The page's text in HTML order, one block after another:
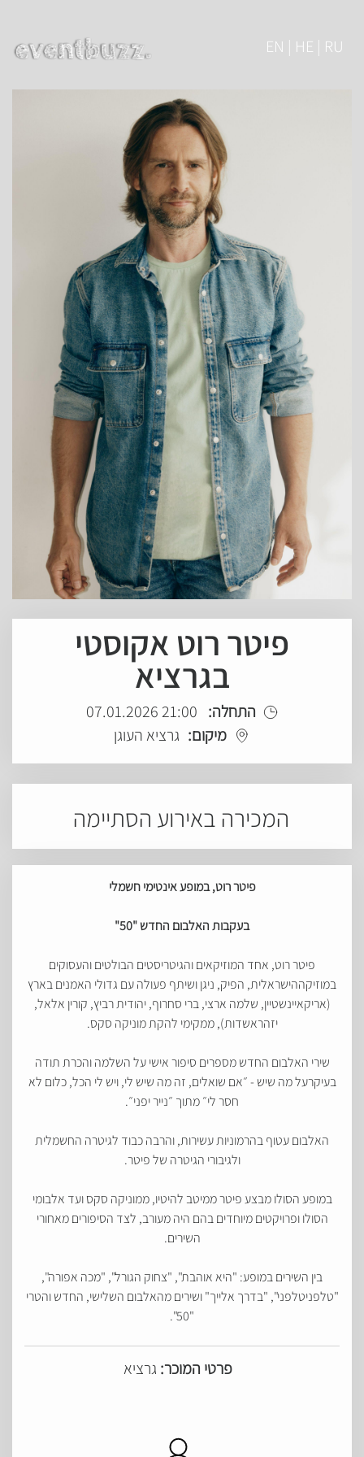
EN | HE | RU
פיטר רוט אקוסטי
בגרציא
התחלה: 21:00 07.01.2026
מיקום: גרציא העוגן
המכירה באירוע הסתיימה
פיטר רוט,במופעאינטימי חשמלי
בעקבות האלבום החדש "50"
פיטר רוט, אחד המוזיקאים והגיטריסטים הבולטים והעסוקים
במוזיקההישראלית, הפיק, ניגן ושיתף פעולה עם גדולי האמנים בארץ
(אריקאיינשטיין, שלמה ארצי, ברי סחרוף, יהודית רביץ, קורין אלאל,
יזהראשדות), ממקימי להקת מוניקה סקס.
שירי האלבום החדש מספרים סיפור אישי על השלמה והכרת תודה
בעיקרעל מה שיש - ״אם שואלים, זה מה שיש לי, ויש לי הכל, כלום לא
חסר לי״ מתוך ״נייר יפני״.
האלבום עטוף בהרמוניות עשירות, והרבה כבוד לגיטרה החשמלית
ולגיבורי הגיטרה של פיטר.
במופע הסולו מבצע פיטר ממיטב להיטיו, ממוניקה סקס ועד אלבומי
הסולו ופרויקטים מיוחדים בהם היה מעורב, לצד הסיפורים מאחורי
השירים.
בין השירים במופע: "היא אוהבת", "צחוק הגורל", "מכה אפורה",
"טלפניטלפני", "בדרך אלייך" ושירים מהאלבום השלישי, החדש והטרי
"50".
פרטי המוכר: גרציא